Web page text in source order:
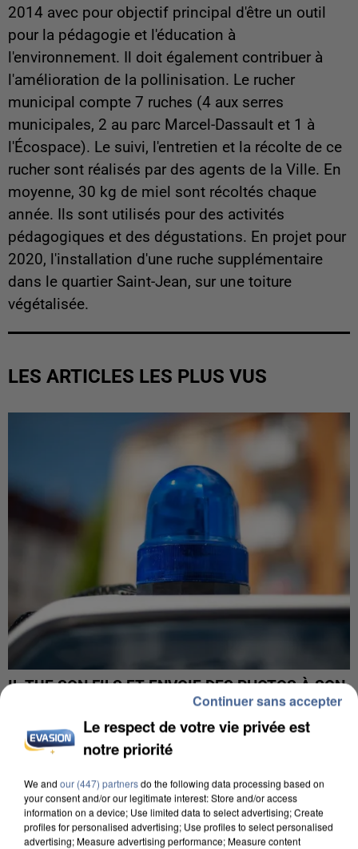
2014 avec pour objectif principal d'être un outil
pour la pédagogie et l'éducation à
l'environnement. Il doit également contribuer à
l'amélioration de la pollinisation. Le rucher
municipal compte 7 ruches (4 aux serres
municipales, 2 au parc Marcel-Dassault et 1 à
l'Écospace). Le suivi, l'entretien et la récolte de ce
rucher sont réalisés par des agents de la Ville. En
moyenne, 30 kg de miel sont récoltés chaque
année. Ils sont utilisés pour des activités
pédagogiques et des dégustations. En projet pour
2020, l'installation d'une ruche supplémentaire
dans le quartier Saint-Jean, sur une toiture
végétalisée.
LES ARTICLES LES PLUS VUS
IL TUE SON FILS ET ENVOIE DES PHOTOS À SON
Le respect de votre vie privée est
notre priorité
We and our (447) partnersdo the following data processing based on
your consent and/or our legitimate interest: Store and/or access
information on a device; Use limited data to select advertising; Create
profiles for personalised advertising; Use profiles to select personalised
advertising; Measure advertising performance; Measure content
Continuer sans accepter